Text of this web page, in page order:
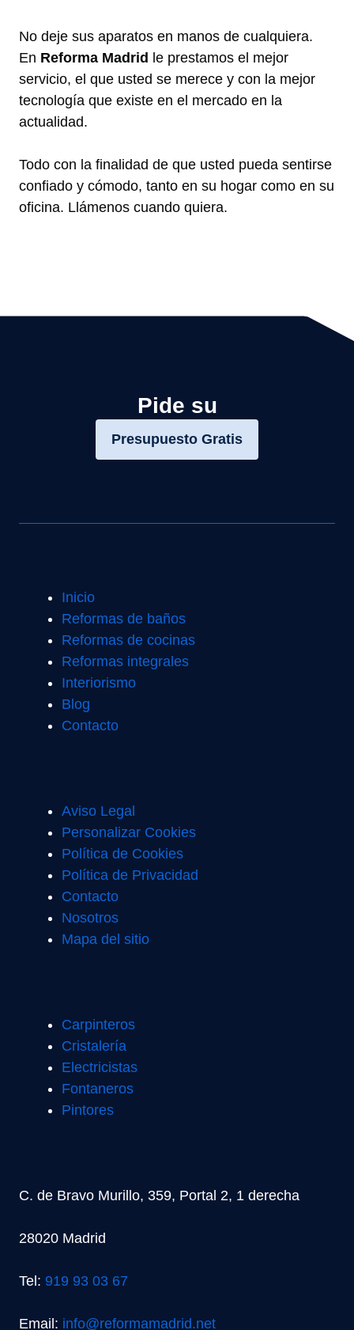
No deje sus aparatos en manos de cualquiera.
En Reforma Madrid le prestamos el mejor
servicio, el que usted se merece y con la mejor
tecnología que existe en el mercado en la
actualidad.
Todo con la finalidad de que usted pueda sentirse
confiado y cómodo, tanto en su hogar como en su
oficina. Llámenos cuando quiera.
Pide su
Presupuesto Gratis
Inicio
Reformas de baños
Reformas de cocinas
Reformas integrales
Interiorismo
Blog
Contacto
Aviso Legal
Personalizar Cookies
Política de Cookies
Política de Privacidad
Contacto
Nosotros
Mapa del sitio
Carpinteros
Cristalería
Electricistas
Fontaneros
Pintores
C. de Bravo Murillo, 359, Portal 2, 1 derecha
28020 Madrid
Tel: 919 93 03 67
Email: info@reformamadrid.net